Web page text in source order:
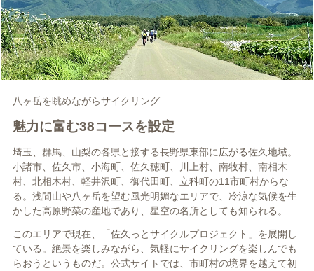
八ヶ岳を眺めながらサイクリング
魅力に富む38コースを設定
埼玉、群馬、山梨の各県と接する長野県東部に広がる佐久地域。
小諸市、佐久市、小海町、佐久穂町、川上村、南牧村、南相木
村、北相木村、軽井沢町、御代田町、立科町の11市町村からな
る。浅間山や八ヶ岳を望む風光明媚なエリアで、冷涼な気候を生
かした高原野菜の産地であり、星空の名所としても知られる。
このエリアで現在、「佐久っとサイクルプロジェクト」を展開し
ている。絶景を楽しみながら、気軽にサイクリングを楽しんでも
らおうというものだ。公式サイトでは、市町村の境界を越えて初